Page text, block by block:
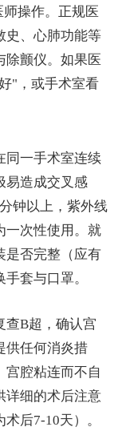
操作。正规医
史、心肺功能等
除颤仪。如果医
"，或手术室看
同一手术室连续
易造成交叉感
钟以上，紫外线
一次性使用。就
是否完整（应有
套与口罩。
查B超，确认宫
供任何消炎措
宫腔粘连而不自
详细的术后注意
后7-10天）。